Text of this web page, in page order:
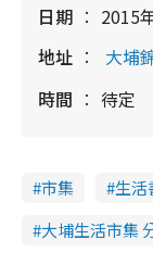
日期
2015
地址
大埔
時間 待定
市集
生活
大埔生活市集